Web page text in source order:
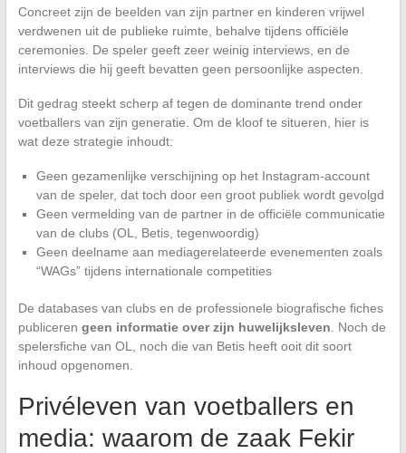
Concreet zijn de beelden van zijn partner en kinderen vrijwel
verdwenen uit de publieke ruimte, behalve tijdens officiële
ceremonies. De speler geeft zeer weinig interviews, en de
interviews die hij geeft bevatten geen persoonlijke aspecten.
Dit gedrag steekt scherp af tegen de dominante trend onder
voetballers van zijn generatie. Om de kloof te situeren, hier is
wat deze strategie inhoudt:
Geen gezamenlijke verschijning op het Instagram-account
van de speler, dat toch door een groot publiek wordt gevolgd
Geen vermelding van de partner in de officiële communicatie
van de clubs (OL, Betis, tegenwoordig)
Geen deelname aan mediagerelateerde evenementen zoals
“WAGs” tijdens internationale competities
De databases van clubs en de professionele biografische fiches
publiceren geen informatie over zijn huwelijksleven . Noch de
spelersfiche van OL, noch die van Betis heeft ooit dit soort
inhoud opgenomen.
Privéleven van voetballers en
media: waarom de zaak Fekir